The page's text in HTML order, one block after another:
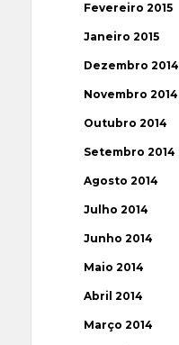
Fevereiro 2015
Janeiro 2015
Dezembro 2014
Novembro 2014
Outubro 2014
Setembro 2014
Agosto 2014
Julho 2014
Junho 2014
Maio 2014
Abril 2014
Março 2014